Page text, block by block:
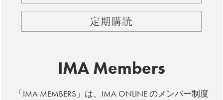
定期購読
IMA Members
「IMA MEMBERS」は、IMA ONLINE のメンバー制度